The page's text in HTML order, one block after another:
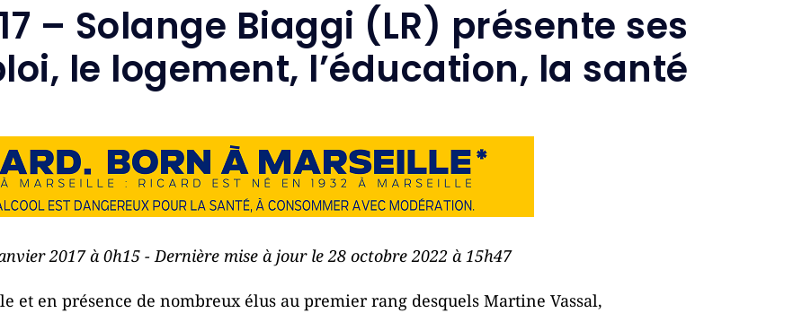
– Solange Biaggi (LR) présente ses
le logement, l’éducation, la santé
2017 à 0h15 - Dernière mise à jour le 28 octobre 2022 à 15h47
et en présence de nombreux élus au premier rang desquels Martine Vassal,